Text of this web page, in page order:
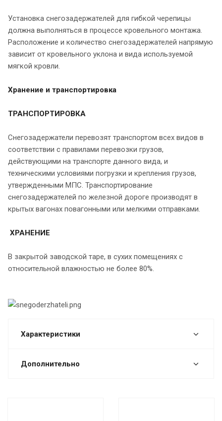
Установка снегозадержателей для гибкой черепицы
должна выполняться в процессе кровельного монтажа.
Расположение и количество снегозадержателей напрямую
зависит от кровельного уклона и вида используемой
мягкой кровли.
Хранение и транспортировка
ТРАНСПОРТИРОВКА
Снегозадержатели перевозят транспортом всех видов в
соответствии с правилами перевозки грузов,
действующими на транспорте данного вида, и
техническими условиями погрузки и крепления грузов,
утвержденными МПС. Транспортирование
снегозадержателей по железной дороге производят в
крытых вагонах повагонными или мелкими отправками.
ХРАНЕНИЕ
В закрытой заводской таре, в сухих помещениях с
относительной влажностью не более 80%.
Характеристики
Дополнительно